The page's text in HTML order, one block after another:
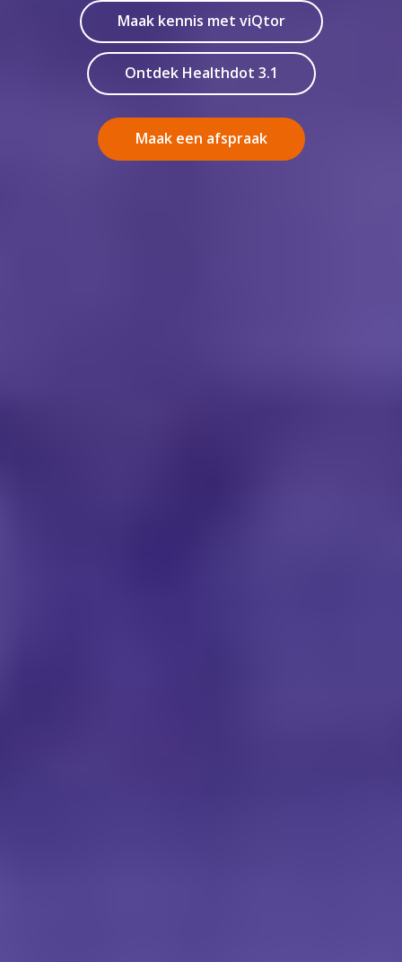
Maak kennis met viQtor
Ontdek Healthdot 3.1
Maak een afspraak